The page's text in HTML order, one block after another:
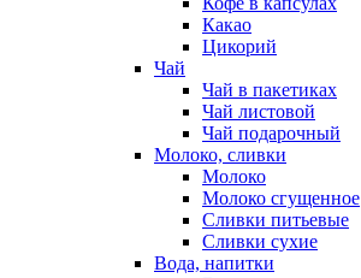
Какао
Цикорий
Чай
Чай в пакетиках
Чай листовой
Чай подарочный
Молоко, сливки
Молоко
Молоко сгущенное
Сливки питьевые
Сливки сухие
Вода, напитки